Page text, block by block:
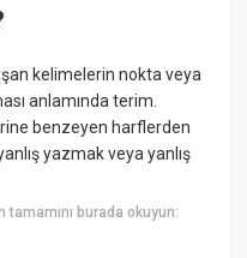
kelimelerin nokta veya
anlamında terim.
benzeyen harflerden
yazmak veya yanlış
tamamını burada okuyun: